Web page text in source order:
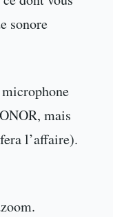
sonore
mais
l’affaire).